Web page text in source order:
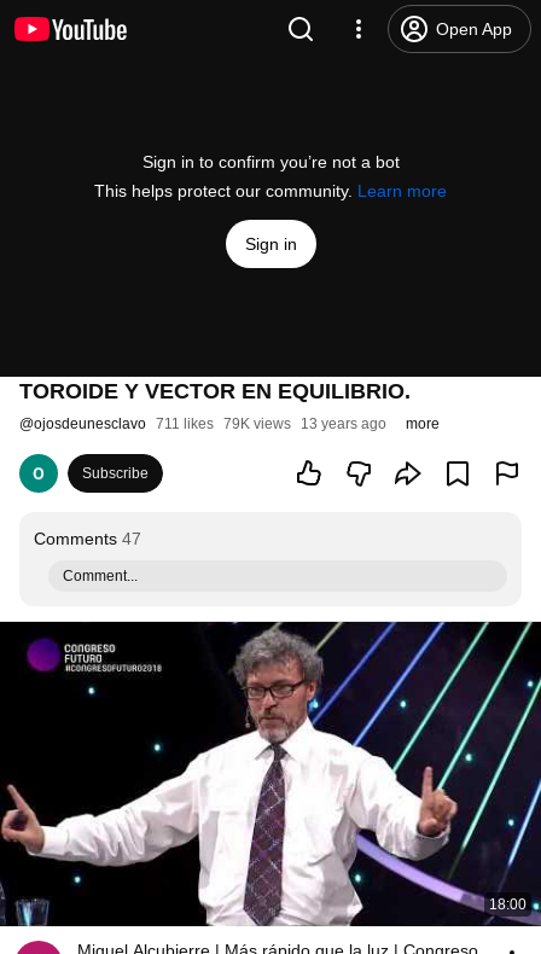
Open App
Sign in to confirm you’re not a bot
This helps protect our community. Learn more
Sign in
TOROIDE Y VECTOR EN EQUILIBRIO.
@ojosdeunesclavo 711 likes 79K views 13 years ago more
Subscribe
Comments 47
Comment...
18:00